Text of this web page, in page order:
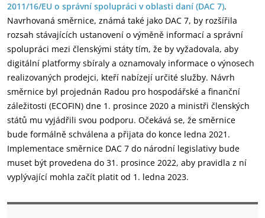
2011/16/EU o správní spolupráci v oblasti daní (DAC 7).
Navrhovaná směrnice, známá také jako DAC 7, by rozšířila
rozsah stávajících ustanovení o výměně informací a správní
spolupráci mezi členskými státy tím, že by vyžadovala, aby
digitální platformy sbíraly a oznamovaly informace o výnosech
realizovaných prodejci, kteří nabízejí určité služby. Návrh
směrnice byl projednán Radou pro hospodářské a finanční
záležitosti (ECOFIN) dne 1. prosince 2020 a ministři členských
států mu vyjádřili svou podporu. Očekává se, že směrnice
bude formálně schválena a přijata do konce ledna 2021.
Implementace směrnice DAC 7 do národní legislativy bude
muset být provedena do 31. prosince 2022, aby pravidla z ní
vyplývající mohla začít platit od 1. ledna 2023.